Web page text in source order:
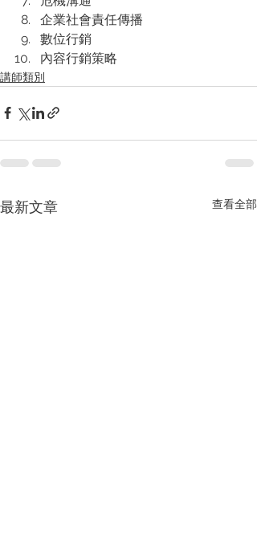
企業社會責任傳播
數位行銷
內容行銷策略
講師類別
最新文章 查看全部